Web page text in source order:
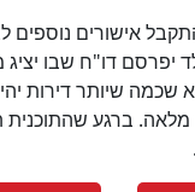
אישורים נוספים
יפרסם דו"ח שבו
שיותר דירות
ברגע שהתוכנית